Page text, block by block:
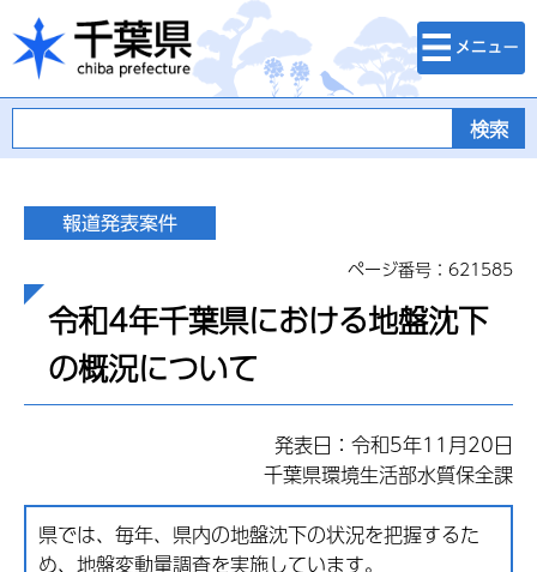
千葉県
検索・メニュ
ー
ページ番号：621585
令和4年千葉県における地盤沈下
の概況について
発表日：令和5年11月20日
千葉県環境生活部水質保全課
県では、毎年、県内の地盤沈下の状況を把握するた
め、地盤変動量調査を実施しています。